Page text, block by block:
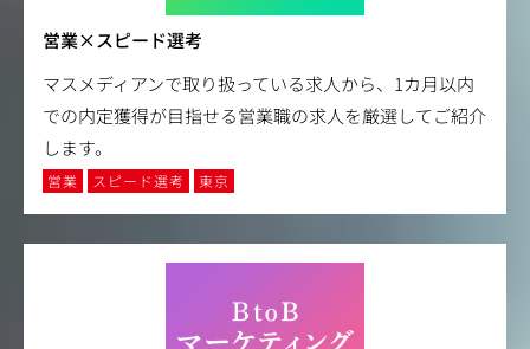
営業×スピード選考
マスメディアンで取り扱っている求人から、1カ月以内
での内定獲得が目指せる営業職の求人を厳選してご紹介
します。
営業 スピード選考 東京